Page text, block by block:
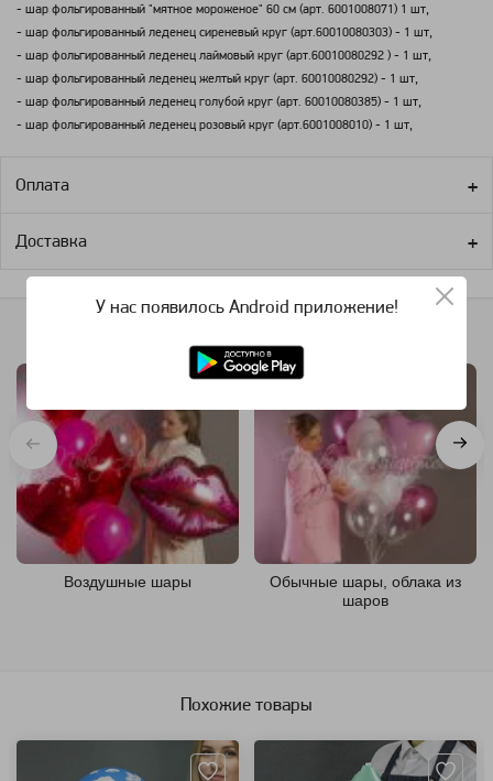
- шар фольгированный "мятное мороженое" 60 см (арт. 6001008071) 1 шт,
- шар фольгированный леденец сиреневый круг (арт.60010080303) - 1 шт,
- шар фольгированный леденец лаймовый круг (арт.60010080292 ) - 1 шт,
- шар фольгированный леденец желтый круг (арт. 60010080292) - 1 шт,
- шар фольгированный леденец голубой круг (арт. 60010080385) - 1 шт,
- шар фольгированный леденец розовый круг (арт.6001008010) - 1 шт,
Оплата
Доставка
Воздушные шары
Обычные шары, облака из
шаров
Похожие товары
У нас появилось Android приложение!